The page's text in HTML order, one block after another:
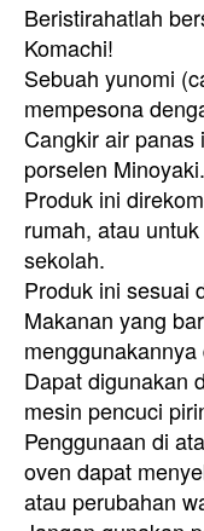
Beristirahatlah
Komachi!
Sebuah yunomi
mempesona
Cangkir air panas
porselen Minoyaki.
Produk ini
rumah, atau
sekolah.
Produk ini sesuai
Makanan yang
Dapat digunakan
mesin pencuci
Penggunaan di
oven dapat
atau perubahan